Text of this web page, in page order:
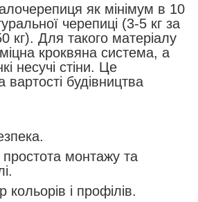
як мінімум в 10
черепиці (3-5 кг за
кг). Для такого матеріалу
кроквяна система, а
несучі стіни. Це
вартості будівництва
простота монтажу та
кольорів і профілів.